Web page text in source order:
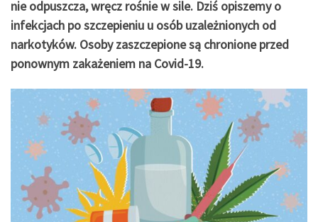
nie odpuszcza, wręcz rośnie w sile. Dziś opiszemy o
infekcjach po szczepieniu u osób uzależnionych od
narkotyków. Osoby zaszczepione są chronione przed
ponownym zakażeniem na Covid-19.